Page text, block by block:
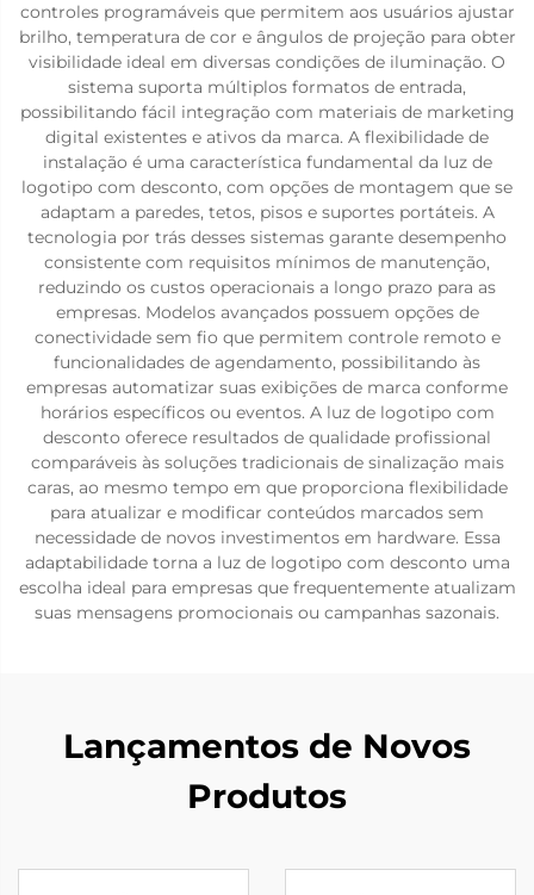
controles programáveis que permitem aos usuários ajustar
brilho, temperatura de cor e ângulos de projeção para obter
visibilidade ideal em diversas condições de iluminação. O
sistema suporta múltiplos formatos de entrada,
possibilitando fácil integração com materiais de marketing
digital existentes e ativos da marca. A flexibilidade de
instalação é uma característica fundamental da luz de
logotipo com desconto, com opções de montagem que se
adaptam a paredes, tetos, pisos e suportes portáteis. A
tecnologia por trás desses sistemas garante desempenho
consistente com requisitos mínimos de manutenção,
reduzindo os custos operacionais a longo prazo para as
empresas. Modelos avançados possuem opções de
conectividade sem fio que permitem controle remoto e
funcionalidades de agendamento, possibilitando às
empresas automatizar suas exibições de marca conforme
horários específicos ou eventos. A luz de logotipo com
desconto oferece resultados de qualidade profissional
comparáveis às soluções tradicionais de sinalização mais
caras, ao mesmo tempo em que proporciona flexibilidade
para atualizar e modificar conteúdos marcados sem
necessidade de novos investimentos em hardware. Essa
adaptabilidade torna a luz de logotipo com desconto uma
escolha ideal para empresas que frequentemente atualizam
suas mensagens promocionais ou campanhas sazonais.
Lançamentos de Novos
Produtos